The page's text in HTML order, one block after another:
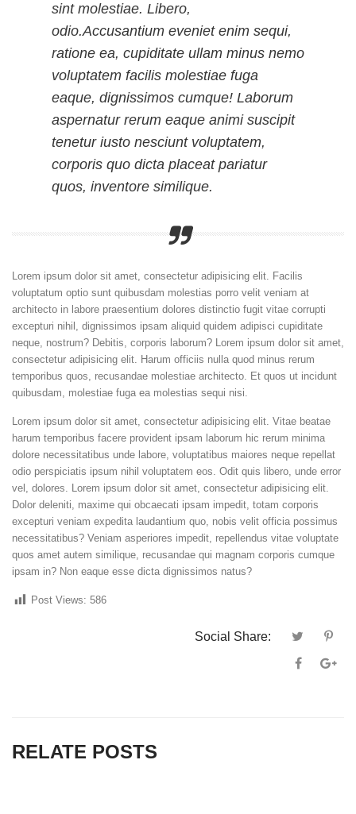
sint molestiae. Libero,
odio.Accusantium eveniet enim sequi,
ratione ea, cupiditate ullam minus nemo
voluptatem facilis molestiae fuga
eaque, dignissimos cumque! Laborum
aspernatur rerum eaque animi suscipit
tenetur iusto nesciunt voluptatem,
corporis quo dicta placeat pariatur
quos, inventore similique.
Lorem ipsum dolor sit amet, consectetur adipisicing elit. Facilis
voluptatum optio sunt quibusdam molestias porro velit veniam at
architecto in labore praesentium dolores distinctio fugit vitae corrupti
excepturi nihil, dignissimos ipsam aliquid quidem adipisci cupiditate
neque, nostrum? Debitis, corporis laborum? Lorem ipsum dolor sit amet,
consectetur adipisicing elit. Harum officiis nulla quod minus rerum
temporibus quos, recusandae molestiae architecto. Et quos ut incidunt
quibusdam, molestiae fuga ea molestias sequi nisi.
Lorem ipsum dolor sit amet, consectetur adipisicing elit. Vitae beatae
harum temporibus facere provident ipsam laborum hic rerum minima
dolore necessitatibus unde labore, voluptatibus maiores neque repellat
odio perspiciatis ipsum nihil voluptatem eos. Odit quis libero, unde error
vel, dolores. Lorem ipsum dolor sit amet, consectetur adipisicing elit.
Dolor deleniti, maxime qui obcaecati ipsam impedit, totam corporis
excepturi veniam expedita laudantium quo, nobis velit officia possimus
necessitatibus? Veniam asperiores impedit, repellendus vitae voluptate
quos amet autem similique, recusandae qui magnam corporis cumque
ipsam in? Non eaque esse dicta dignissimos natus?
Post Views: 586
Social Share:
RELATE POSTS